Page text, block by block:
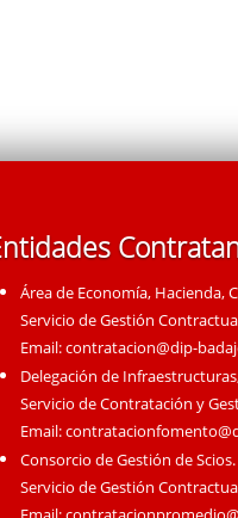
Entidades
Área de Economía, Hacienda,
Servicio de Gestión
Email:contratacion@dip-
Delegación de
Servicio de Contratación y
Email:
Consorcio de Gestión de
Servicio de Gestión